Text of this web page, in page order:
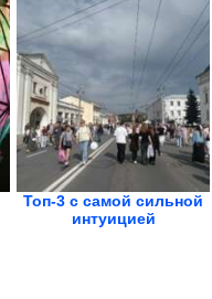
Топ-3 с самой сильной
интуицией